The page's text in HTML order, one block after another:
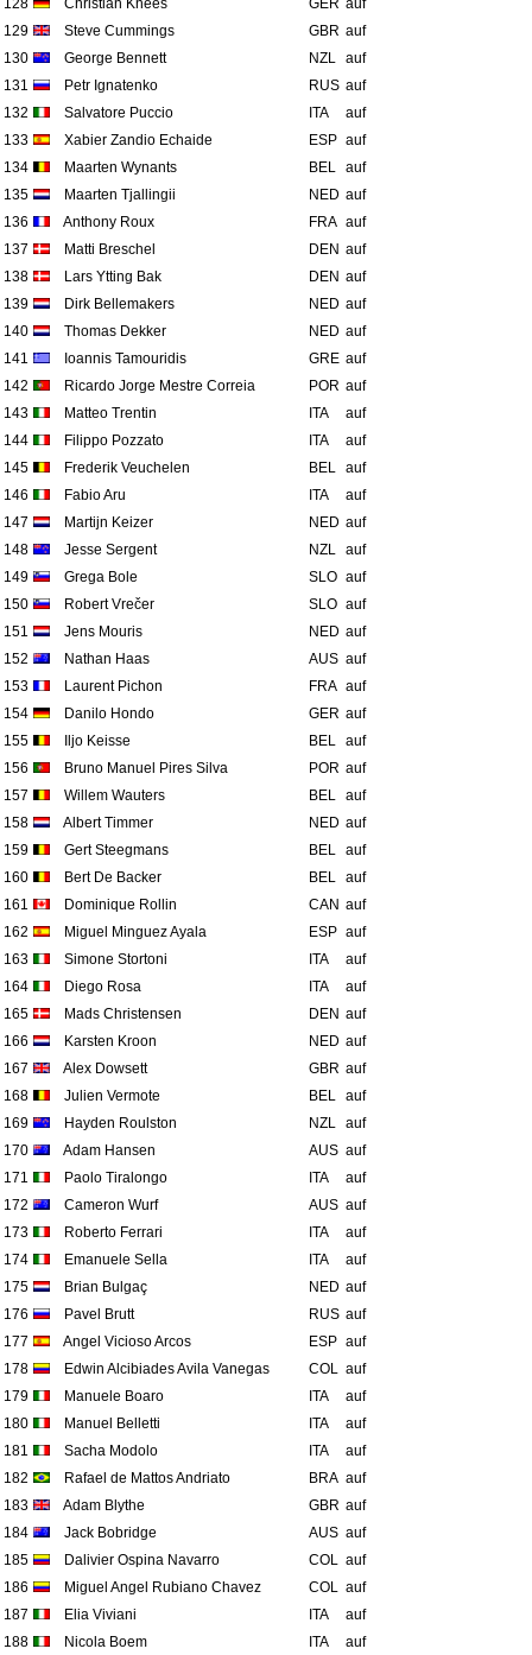
128 Christian Knees GER auf
129
Steve Cummings GBR auf
130
George Bennett NZL auf
131
Petr Ignatenko RUS auf
132
Salvatore Puccio ITA
auf
133
Xabier Zandio Echaide ESP auf
134
Maarten Wynants BEL auf
135
Maarten Tjallingii NED auf
136
Anthony Roux FRA auf
137
Matti Breschel DEN auf
138
Lars Ytting Bak DEN auf
139
Dirk Bellemakers NED auf
140
Thomas Dekker NED auf
141
Ioannis Tamouridis GRE auf
142
Ricardo Jorge Mestre Correia POR auf
143
Matteo Trentin ITA
auf
144
Filippo Pozzato ITA
auf
145
Frederik Veuchelen BEL auf
146
Fabio Aru ITA
auf
147
Martijn Keizer NED auf
148
Jesse Sergent NZL auf
149
Grega Bole SLO auf
150
Robert Vrečer SLO auf
151
Jens Mouris NED auf
152
Nathan Haas AUS auf
153
Laurent Pichon FRA auf
154
Danilo Hondo GER auf
155
Iljo Keisse BEL auf
156
Bruno Manuel Pires Silva POR auf
157
Willem Wauters BEL auf
158
Albert Timmer NED auf
159
Gert Steegmans BEL auf
160
Bert De Backer BEL auf
161
Dominique Rollin CAN auf
162
Miguel Minguez Ayala ESP auf
163
Simone Stortoni ITA
auf
164
Diego Rosa ITA
auf
165
Mads Christensen DEN auf
166
Karsten Kroon NED auf
167
Alex Dowsett GBR auf
168
Julien Vermote BEL auf
169
Hayden Roulston NZL auf
170
Adam Hansen AUS auf
171
Paolo Tiralongo ITA
auf
172
Cameron Wurf AUS auf
173
Roberto Ferrari ITA
auf
174
Emanuele Sella ITA
auf
175
Brian Bulgaç NED auf
176
Pavel Brutt RUS auf
177
Angel Vicioso Arcos ESP auf
178
Edwin Alcibiades Avila Vanegas COL auf
179
Manuele Boaro ITA
auf
180
Manuel Belletti ITA
auf
181
Sacha Modolo ITA
auf
182
Rafael de Mattos Andriato BRA auf
183
Adam Blythe GBR auf
184
Jack Bobridge AUS auf
185
Dalivier Ospina Navarro COL auf
186
Miguel Angel Rubiano Chavez COL auf
187
Elia Viviani ITA
auf
188
Nicola Boem ITA
auf